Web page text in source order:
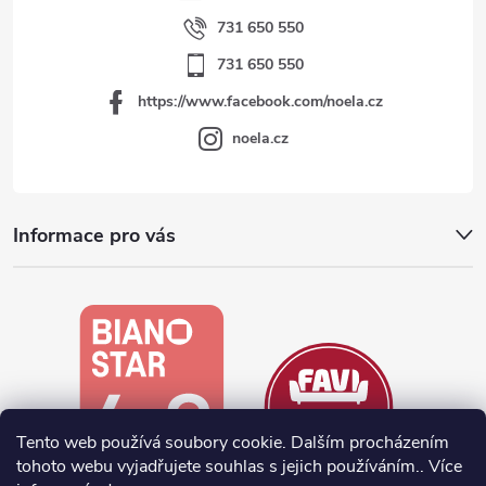
Tento web používá soubory cookie. Dalším procházením
tohoto webu vyjadřujete souhlas s jejich používáním.. Více
Informace pro vás
731 650 550
731 650 550
https://www.facebook.com/noela.cz
noela.cz